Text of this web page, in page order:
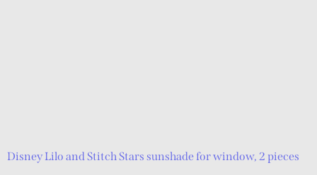
Disney Lilo and Stitch Stars sunshade for window, 2 pieces